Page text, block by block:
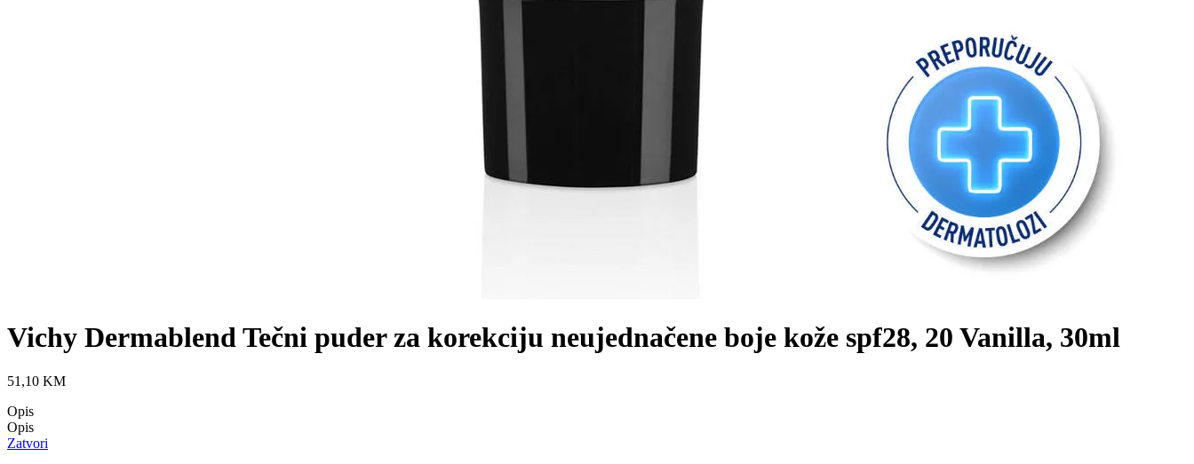
Vichy Dermablend Tečni puder za korekciju neujednačene boje kože spf28, 20 Vanilla, 30ml
51,10 KM
Opis
Opis
Zatvori